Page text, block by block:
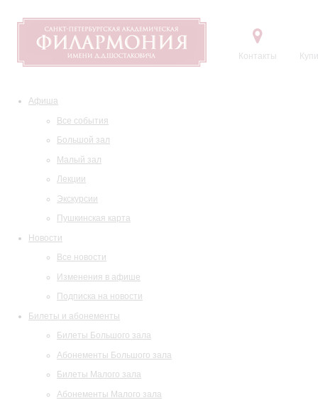
Контакты
Афиша
Все события
Большой зал
Малый зал
Лекции
Экскурсии
Пушкинская карта
Новости
Все новости
Изменения в афише
Подписка на новости
Билеты и абонементы
Билеты Большого зала
Абонементы Большого зала
Билеты Малого зала
Абонементы Малого зала